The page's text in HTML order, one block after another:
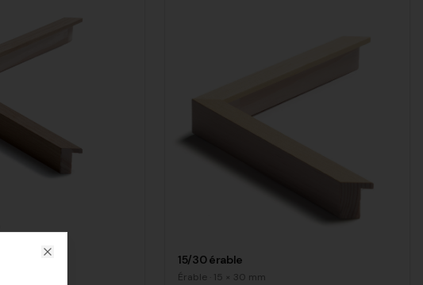
15/30 érable
Érable 15 × 30 mm